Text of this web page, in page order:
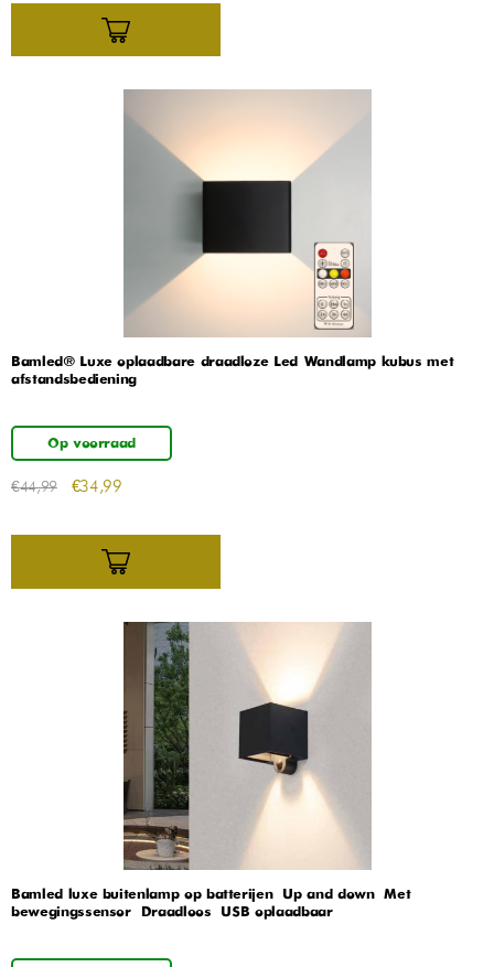
Bamled® Luxe oplaadbare draadloze Led Wandlamp kubus met
afstandsbediening
Op voorraad
€44,99 €34,99
Bamled luxe buitenlamp op batterijen – Up and down – Met
bewegingssensor – Draadloos – USB oplaadbaar